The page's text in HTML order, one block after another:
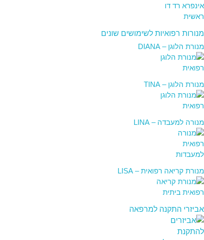
מנורות רפואיות לשימושים שונים
מנורת הלוגן – DIANA
מנורת הלוגן – TINA
מנורה למעבדה – LINA
מנורת קריאה רפואית – LISA
אביזרי התקנה למרפאה